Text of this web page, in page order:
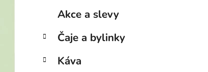
s
r
Přeskočit
kategorie
e
o
Akce a slevy
Čaje a bylinky
Káva